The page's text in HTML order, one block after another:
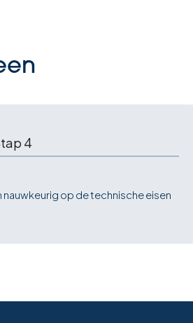
4
op de technische eisen